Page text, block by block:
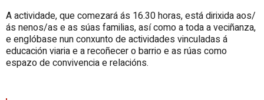
A actividade, que comezará ás 16.30 horas, está dirixida aos/
ás nenos/as e as súas familias, así como a toda a veciñanza,
e englóbase nun conxunto de actividades vinculadas á
educación viaria e a recoñecer o barrio e as rúas como
espazo de convivencia e relacións.